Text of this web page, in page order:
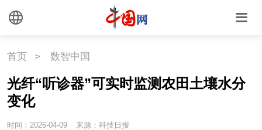
首页 > 数智中国
光纤“听诊器”可实时监测农田土壤水分
变化
时间：2026-04-09 来源：科技日报